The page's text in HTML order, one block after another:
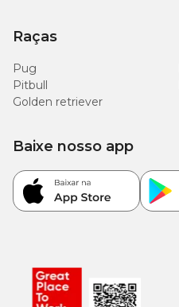
Raças
Pug
Pitbull
Golden retriever
Baixe nosso app